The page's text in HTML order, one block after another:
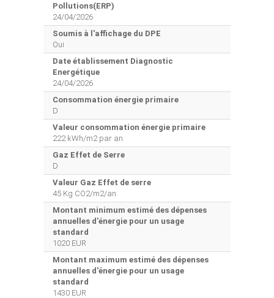
Pollutions(ERP)
24/04/2026
Soumis à l'affichage du DPE
Oui
Date établissement Diagnostic
Energétique
24/04/2026
Consommation énergie primaire
D
Valeur consommation énergie primaire
222 kWh/m2 par an
Gaz Effet de Serre
D
Valeur Gaz Effet de serre
45 Kg CO2/m2/an
Montant minimum estimé des dépenses
annuelles d'énergie pour un usage
standard
1020 EUR
Montant maximum estimé des dépenses
annuelles d'énergie pour un usage
standard
1430 EUR